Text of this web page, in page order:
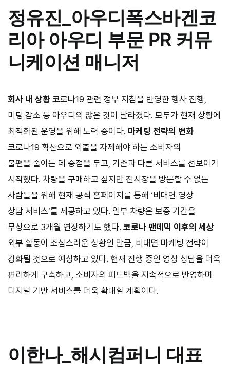
정유진 아우디폭스바겐코
리아 아우디 부문 PR 커뮤
니케이션 매니저
회사 내 상황 코로나19 관련 정부 지침을 반영한 행사 진행,
미팅 감소 등 아우디의 많은 것이 달라졌다. 모두가 현재 상황에
최적화된 운영을 위해 노력 중이다. 마케팅 전략의 변화
코로나19 확산으로 외출을 자제해야 하는 소비자의
불편을 줄이는 데 중점을 두고, 기존과 다른 서비스를 선보이기
시작했다. 차량을 구매하고 싶지만 전시장을 방문할 수 없는
사람들을 위해 현재 공식 홈페이지를 통해 ‘비대면 영상
상담 서비스’를 제공하고 있다. 일부 차량은 보증 기간을
무상으로 3개월 연장하기도 했다. 코로나 팬데믹 이후의 세상
외부 활동이 조심스러운 상황인 만큼, 비대면 마케팅 전략이
강화될 것으로 예상하고 있다. 현재 진행 중인 영상 상담을 더욱
편리하게 구축하고, 소비자의 피드백을 지속적으로 반영하며
디지털 기반 서비스를 더욱 확대할 계획이다.
이한나_ 해시컴퍼니 대표